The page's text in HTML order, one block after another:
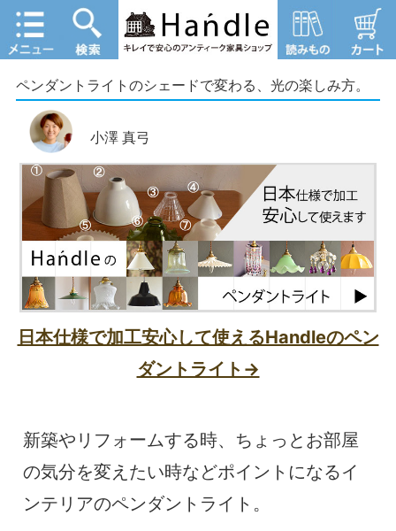
ペンダントライトのシェードで変わる、光の楽しみ方。
小澤 真弓
日本仕様で加工安心して使えるHandleのペン
ダントライト→
新築やリフォームする時、ちょっとお部屋
の気分を変えたい時などポイントになるイ
ンテリアのペンダントライト。